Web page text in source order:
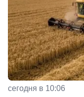
сегодня в 10:06